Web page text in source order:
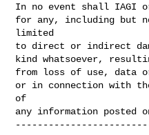
In no event shall IAGI
for any, including but
limited
to direct or indirect
kind whatsoever,
from loss of use,
or in connection with
of
any information posted